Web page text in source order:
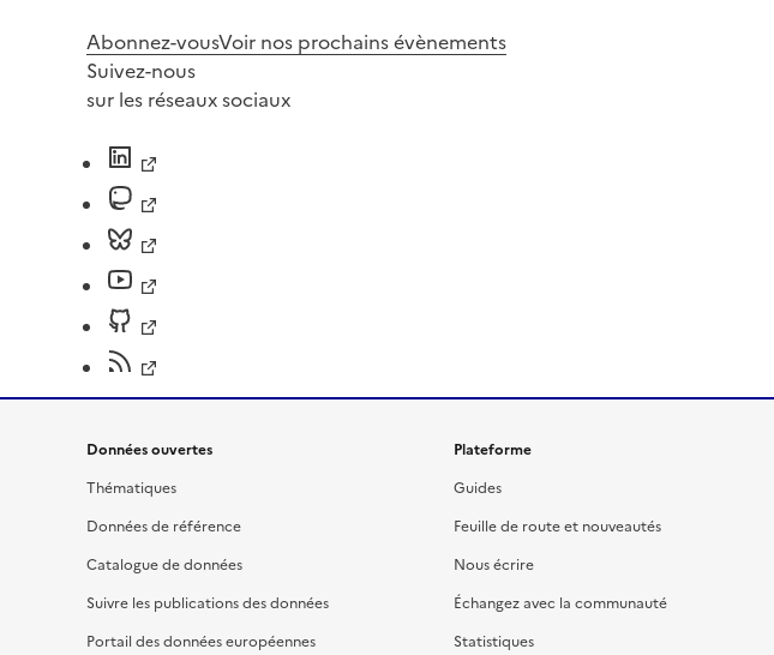
Abonnez-vousVoir nos prochains évènements
Suivez-nous
sur les réseaux sociaux
Données ouvertes
Thématiques
Données de référence
Catalogue de données
Suivre les publications des données
Portail des données européennes
Plateforme
Guides
Feuille de route et nouveautés
Nous écrire
Échangez avec la communauté
Statistiques